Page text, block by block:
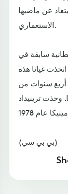
عن ماضيها
الاستعماري.
سابقة في
غيانا هذه
أقل من أربع سنوات من
وحذت ترينيداد
(بي بي سي)